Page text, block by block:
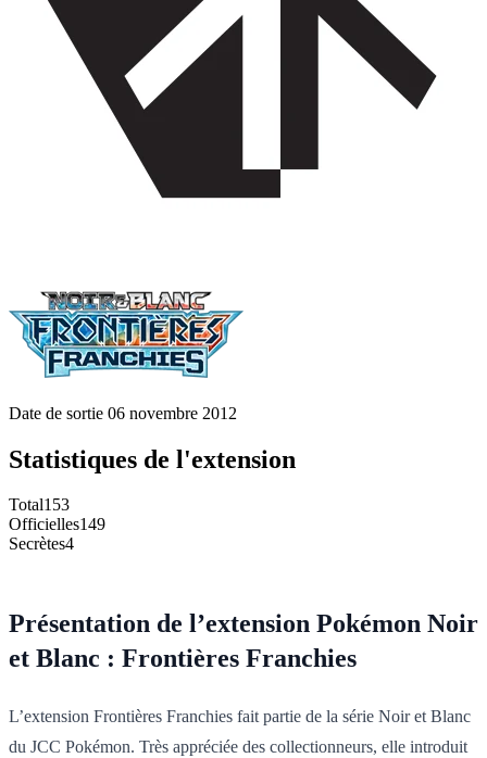
Date de sortie 06 novembre 2012
Statistiques de l'extension
Total153
Officielles149
Secrètes4
Présentation de l’extension Pokémon Noir
et Blanc : Frontières Franchies
L’extension Frontières Franchies fait partie de la série Noir et Blanc
du JCC Pokémon. Très appréciée des collectionneurs, elle introduit